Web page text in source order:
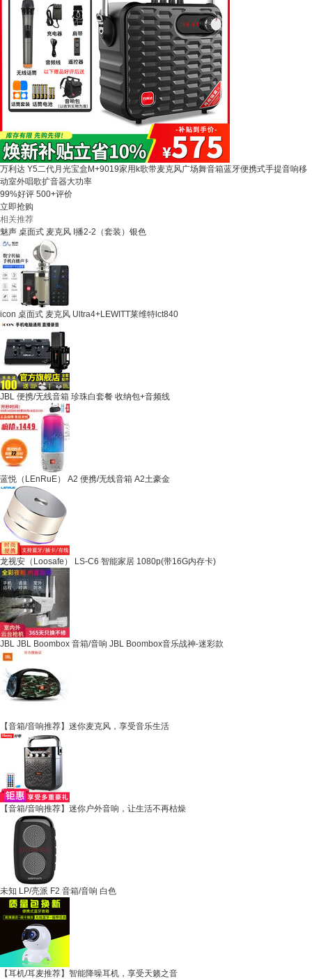
万利达 Y5二代月光宝盒M+9019家用k歌带麦克风广场舞音箱蓝牙便携式手提音响移
动室外唱歌扩音器大功率
99%好评 500+评价
立即抢购
相关推荐
魅声 桌面式 麦克风 I播2-2（套装）银色
icon 桌面式 麦克风 Ultra4+LEWITT莱维特lct840
JBL 便携/无线音箱 珍珠白套餐 收纳包+音频线
蓝悦（LEnRuE） A2 便携/无线音箱 A2土豪金
龙视安（Loosafe） LS-C6 智能家居 1080p(带16G内存卡)
JBL JBL Boombox 音箱/音响 JBL Boombox音乐战神-迷彩款
【音箱/音响推荐】迷你麦克风，享受音乐生活
【音箱/音响推荐】迷你户外音响，让生活不再枯燥
未知 LP/亮派 F2 音箱/音响 白色
【耳机/耳麦推荐】智能降噪耳机，享受天籁之音